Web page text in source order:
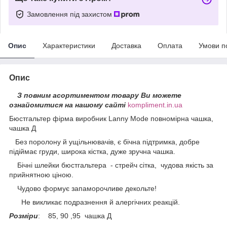
Замовлення під захистом
Опис Характеристики Доставка Оплата Умови
Опис
З повним асортиментом товару Ви можете
ознайомитися на нашому сайті kompliment.in.ua
Бюстгальтер фірма виробник Lanny Mode повномірна чашка,
чашка Д
Без поролону й ущільнювачів, є бічна підтримка, добре
підіймає груди, широка кістка, дуже зручна чашка.
Бічні шлейки бюстгальтера - стрейч сітка, чудова якість за
прийнятною ціною.
Чудово формує запаморочливе декольте!
Не викликає подразнення й алергічних реакцій.
Розміри: 85, 90 ,95 чашка Д